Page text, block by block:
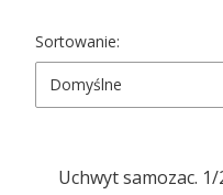
Lista produktów
Sortowanie:
Domyślne
Uchwyt samozac.